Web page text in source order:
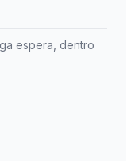
espera, dentro